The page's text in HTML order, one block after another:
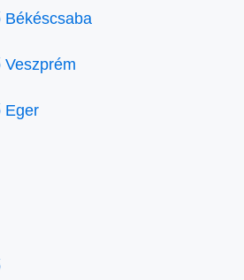
Békéscsaba
Eger